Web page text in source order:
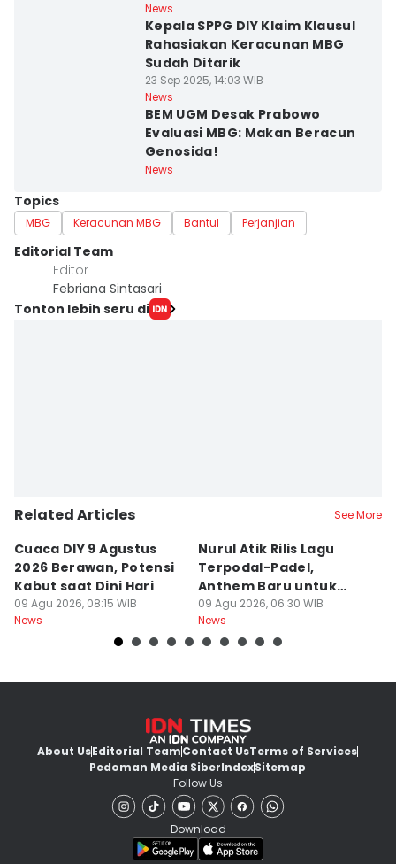
News
Kepala SPPG DIY Klaim Klausul
Rahasiakan Keracunan MBG
Sudah Ditarik
23 Sep 2025, 14:03 WIB
News
BEM UGM Desak Prabowo
Evaluasi MBG: Makan Beracun
Genosida!
News
Topics
MBG Keracunan MBG Bantul Perjanjian
Editorial Team
Editor
Febriana Sintasari
Tonton lebih seru di
Related Articles See More
Cuaca DIY 9 Agustus
2026 Berawan, Potensi
Kabut saat Dini Hari
09 Agu 2026, 08:15 WIB
News
Nurul Atik Rilis Lagu
Terpodal-Padel,
Anthem Baru untuk
Pencinta Padel
09 Agu 2026, 06:30 WIB
News
About UsEditorial TeamContact UsTerms of Services
Pedoman Media SiberIndexSitemap
Follow Us
Download